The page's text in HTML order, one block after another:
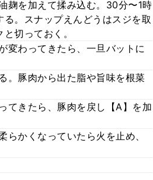
を加えて揉み込む。30分〜1時
。スナップえんどうはスジを取
切っておく。
わってきたら、一旦バットに
豚肉から出た脂や旨味を根菜
きたら、豚肉を戻し【A】を加
かくなっていたら火を止め、